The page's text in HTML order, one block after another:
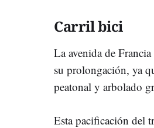
Carril bici
La avenida de
su prolongación, ya
peatonal y arbolado
Esta pacificación del